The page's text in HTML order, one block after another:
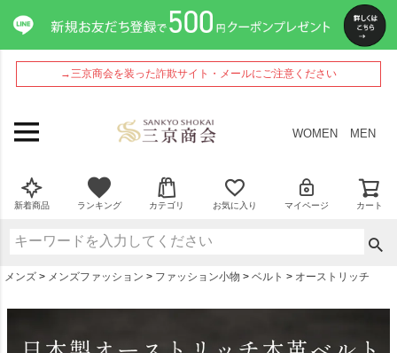
→三京商会を装った詐欺サイト・メールにご注意ください
WOMEN MEN
新着商品 ランキング カテゴリ お気に入り マイページ カート
メンズ メンズファッション ファッション小物 ベルト オーストリッチ
ペー
ジト
ップ
へ